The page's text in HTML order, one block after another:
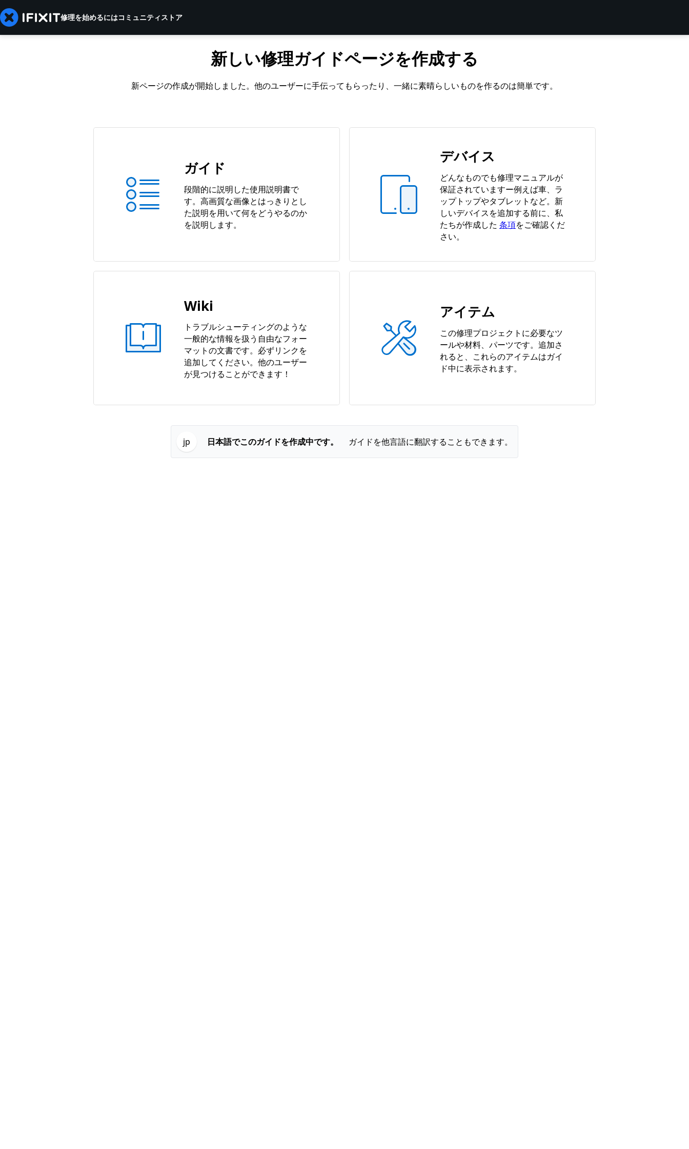
修理を始めるにはコミュニティストア
新しい修理ガイドページを作成する
新ページの作成が開始しました。他のユーザーに手伝ってもらったり、一緒に素晴らしいものを作るのは簡単です。
ガイド
段階的に説明した使用説明書で
す。高画質な画像とはっきりとし
た説明を用いて何をどうやるのか
を説明します。
デバイス
どんなものでも修理マニュアルが
保証されていますー例えば車、ラ
ップトップやタブレットなど。新
しいデバイスを追加する前に、私
たちが作成した 条項をご確認くだ
さい。
Wiki
トラブルシューティングのような
一般的な情報を扱う自由なフォー
マットの文書です。必ずリンクを
追加してください。他のユーザー
が見つけることができます！
アイテム
この修理プロジェクトに必要なツ
ールや材料、パーツです。追加さ
れると、これらのアイテムはガイ
ド中に表示されます。
jp 日本語でこのガイドを作成中です。 ガイドを他言語に翻訳することもできます。